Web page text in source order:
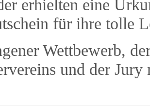
erhielten eine
für ihre tolle
Wettbewerb,
und der